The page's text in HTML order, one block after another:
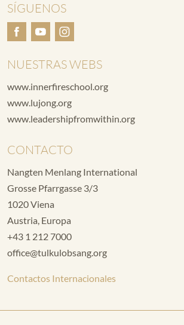
SÍGUENOS
NUESTRAS WEBS
www.innerfireschool.org
www.lujong.org
www.leadershipfromwithin.org
CONTACTO
Nangten Menlang International
Grosse Pfarrgasse 3/3
1020 Viena
Austria, Europa
+43 1 212 7000
office@tulkulobsang.org
Contactos Internacionales